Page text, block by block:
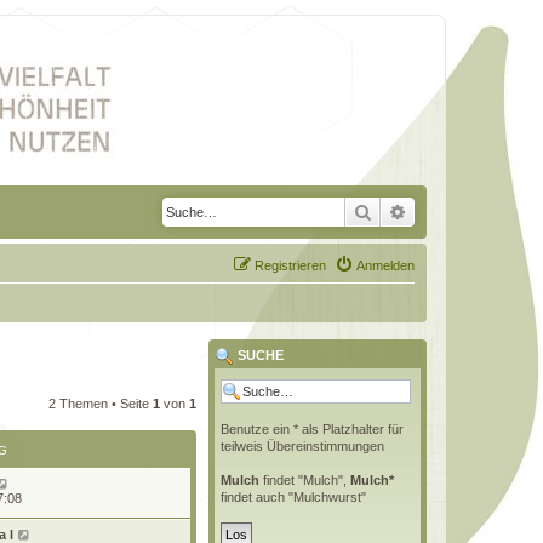
Suche Erweiterte Suche
Anmelden
Registrieren
2 Themen • Seite 1 von 1
l
SUCHE
Benutze ein * als Platzhalter für
teilweis Übereinstimmungen
Mulch findet "Mulch", Mulch*
findet auch "Mulchwurst"